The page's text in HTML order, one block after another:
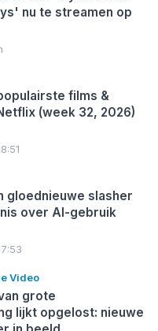
nu te streamen op
films &
(week 32, 2026)
gloednieuwe slasher
over AI-gebruik
Video
grote
lijkt opgelost: nieuwe